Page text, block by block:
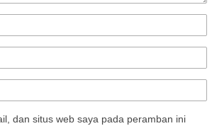
dan situs web saya pada peramban ini